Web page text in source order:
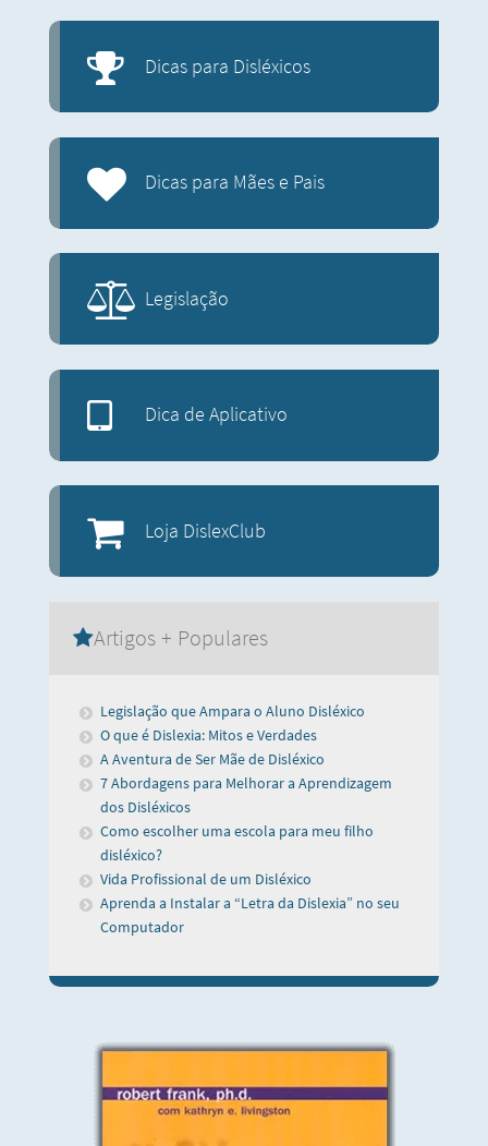
Dicas para Disléxicos
Dicas para Mães e Pais
Legislação
Dica de Aplicativo
Loja DislexClub
Artigos + Populares
Legislação que Ampara o Aluno Disléxico
O que é Dislexia: Mitos e Verdades
A Aventura de Ser Mãe de Disléxico
7 Abordagens para Melhorar a Aprendizagem
dos Disléxicos
Como escolher uma escola para meu filho
disléxico?
Vida Profissional de um Disléxico
Aprenda a Instalar a “Letra da Dislexia” no seu
Computador